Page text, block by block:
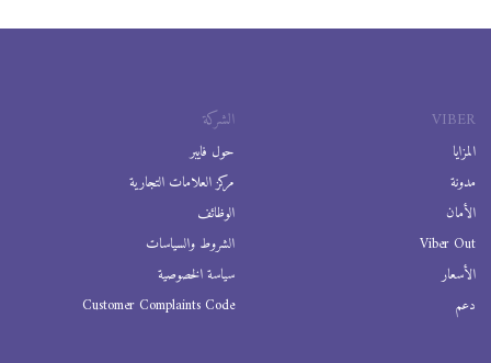
VIBER
المزايا
مدونة
الأمان
Viber Out
الأسعار
دعم
الشركة
حول فايبر
مركز العلامات التجارية
الوظائف
الشروط والسياسات
سياسة الخصوصية
Customer Complaints Code